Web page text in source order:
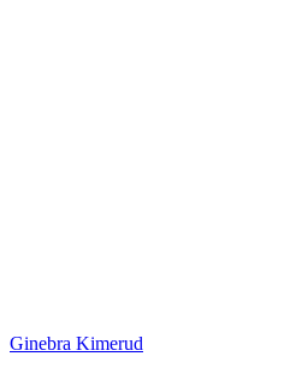
Ginebra Kimerud